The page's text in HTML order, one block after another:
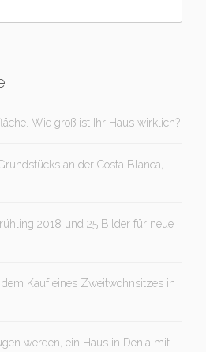
Wie groß ist Ihr Haus wirklich?
an der Costa Blanca,
2018 und 25 Bilder für neue
Kauf eines Zweitwohnsitzes in
werden, ein Haus in Denia mit